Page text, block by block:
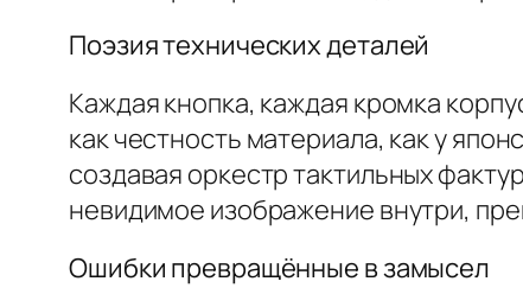
Поэзия технических деталей
Каждая кнопка, каждая кромка
как честность материала, как у
создавая оркестр тактильных
невидимое изображение внутри,
Ошибки превращённые в замысел